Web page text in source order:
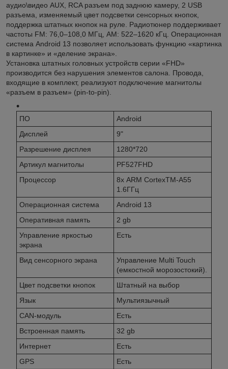
аудио\видео AUX, RCA разъем под заднюю камеру, 2 USB
разъема, изменяемый цвет подсветки сенсорных кнопок,
поддержка штатных кнопок на руле. Радиотюнер поддерживает
частоты FM: 76,0–108,0 МГц, AM: 522–1620 кГц. Операционная
система Android 13 позволяет использовать функцию «картинка
в картинке» и «деление экрана».
Установка штатных головных устройств серии «FHD»
производится без нарушения элементов салона. Провода,
входящие в комплект, реализуют подключение магнитолы
«разъем в разъем» (pin-to-pin).
ПО
Android
Дисплей
9"
Разрешение дисплея
1280*720
Артикул магнитолы
PF527FHD
Процессор
8х ARM CortexTM-A55
1.6ГГц
Операционная система
Android 13
Оперативная память
2 gb
Управление яркостью
экрана
Есть
Вид сенсорного экрана
Управление Multi Touch
(емкостной морозостокий).
Цвет подсветки кнопок
Штатный на выбор
Язык
Мультиязычный
CAN-модуль
Есть
Встроенная память
32 gb
Интернет
Есть
GPS
Есть